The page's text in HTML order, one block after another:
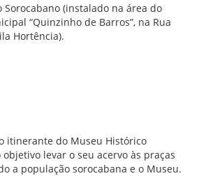
Sorocabano (instalado na área do
“Quinzinho de Barros”, na Rua
Hortência).
itinerante do Museu Histórico
levar o seu acervo às praças
a população sorocabana e o Museu.